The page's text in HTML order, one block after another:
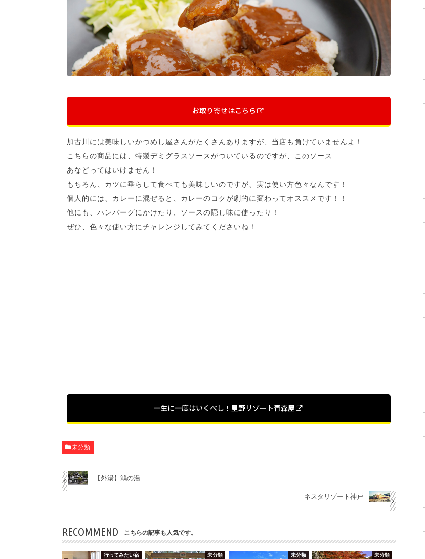
お取り寄せはこちら
加古川には美味しいかつめし屋さんがたくさんありますが、当店も負けていませんよ！
こちらの商品には、特製デミグラスソースがついているのですが、このソース
あなどってはいけません！
もちろん、カツに垂らして食べても美味しいのですが、実は使い方色々なんです！
個人的には、カレーに混ぜると、カレーのコクが劇的に変わってオススメです！！
他にも、ハンバーグにかけたり、ソースの隠し味に使ったり！
ぜひ、色々な使い方にチャレンジしてみてくださいね！
一生に一度はいくべし！星野リゾート青森屋
未分類
【外湯】鴻の湯
ネスタリゾート神戸
RECOMMEND こちらの記事も人気です。
行ってみたい宿 未分類 未分類 未分類